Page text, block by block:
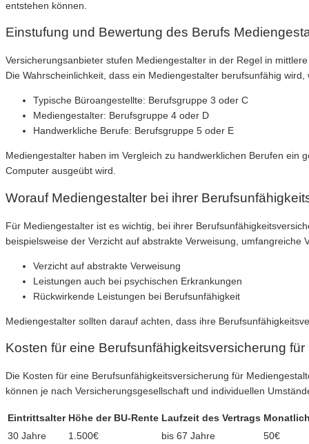
entstehen können.
Einstufung und Bewertung des Berufs
Versicherungsanbieter stufen Mediengestalter in der Regel in
Die Wahrscheinlichkeit, dass ein Mediengestalter berufsunfähig
Typische Büroangestellte: Berufsgruppe 3 oder C
Mediengestalter: Berufsgruppe 4 oder D
Handwerkliche Berufe: Berufsgruppe 5 oder E
Mediengestalter haben im Vergleich zu handwerklichen Berufen
Computer ausgeübt wird.
Worauf Mediengestalter bei ihrer
Für Mediengestalter ist es wichtig, bei ihrer
beispielsweise der Verzicht auf abstrakte Verweisung,
Verzicht auf abstrakte Verweisung
Leistungen auch bei psychischen Erkrankungen
Rückwirkende Leistungen bei Berufsunfähigkeit
Mediengestalter sollten darauf achten, dass ihre
Kosten für eine Berufsunfähigkeitsversicherung
Die Kosten für eine Berufsunfähigkeitsversicherung für
können je nach Versicherungsgesellschaft und individuellen
Eintrittsalter Höhe der BU-Rente Laufzeit des Vertrags
30 Jahre
1.500€ bis 67 Jahre
50€